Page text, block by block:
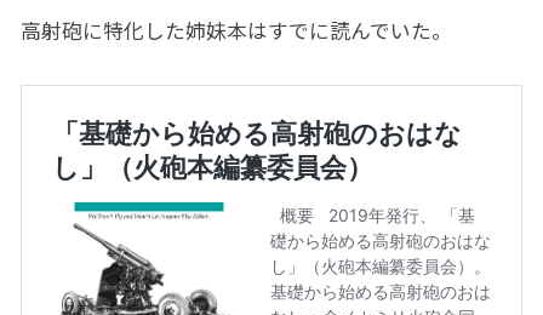
高射砲に特化した姉妹本はすでに読んでいた。